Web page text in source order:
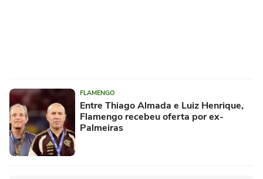
FLAMENGO
Entre Thiago Almada e Luiz Henrique,
Flamengo recebeu oferta por ex-
Palmeiras